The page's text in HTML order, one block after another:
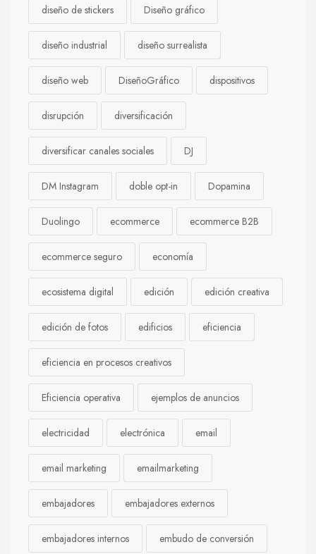
diseño de stickers Diseño gráfico
diseño industrial diseño surrealista
diseño web DiseñoGráfico dispositivos
disrupción diversificación
diversificar canales sociales DJ
DM Instagram doble opt-in Dopamina
Duolingo ecommerce ecommerce B2B
ecommerce seguro economía
ecosistema digital edición edición creativa
edición de fotos edificios eficiencia
eficiencia en procesos creativos
Eficiencia operativa ejemplos de anuncios
electricidad electrónica email
email marketing emailmarketing
embajadores embajadores externos
embajadores internos embudo de conversión